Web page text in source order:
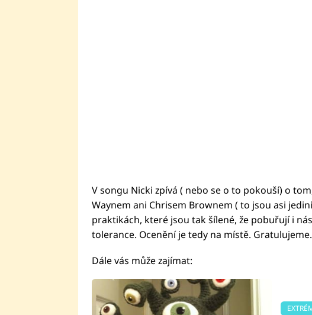
V songu Nicki zpívá ( nebo se o to pokouší) o
Waynem ani Chrisem Brownem ( to jsou asi
praktikách, které jsou tak šílené, že pobuřují i
tolerance. Ocenění je tedy na místě. Gratulujeme.
Dále vás může zajímat: